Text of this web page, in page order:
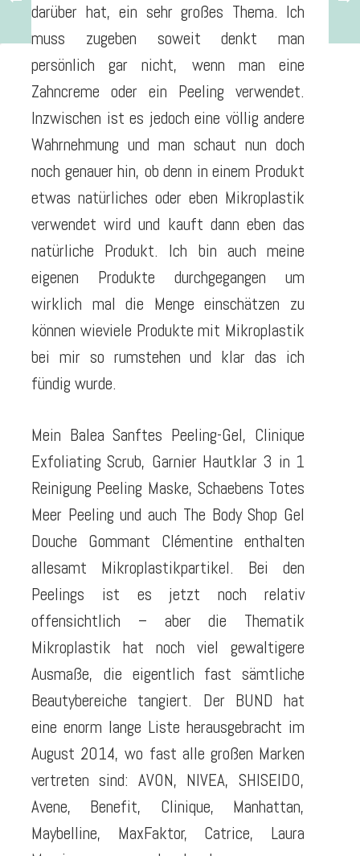
darüber hat, ein sehr großes Thema. Ich
muss zugeben soweit denkt man
persönlich gar nicht, wenn man eine
Zahncreme oder ein Peeling verwendet.
Inzwischen ist es jedoch eine völlig andere
Wahrnehmung und man schaut nun doch
noch genauer hin, ob denn in einem Produkt
etwas natürliches oder eben Mikroplastik
verwendet wird und kauft dann eben das
natürliche Produkt. Ich bin auch meine
eigenen Produkte durchgegangen um
wirklich mal die Menge einschätzen zu
können wieviele Produkte mit Mikroplastik
bei mir so rumstehen und klar das ich
fündig wurde.
Mein Balea Sanftes Peeling-Gel, Clinique
Exfoliating Scrub, Garnier Hautklar 3 in 1
Reinigung Peeling Maske, Schaebens Totes
Meer Peeling und auch The Body Shop Gel
Douche Gommant Clémentine enthalten
allesamt Mikroplastikpartikel. Bei den
Peelings ist es jetzt noch relativ
offensichtlich – aber die Thematik
Mikroplastik hat noch viel gewaltigere
Ausmaße, die eigentlich fast sämtliche
Beautybereiche tangiert. Der BUND hat
eine enorm lange Liste herausgebracht im
August 2014, wo fast alle großen Marken
vertreten sind: AVON, NIVEA, SHISEIDO,
Avene, Benefit, Clinique, Manhattan,
Maybelline, MaxFaktor, Catrice, Laura